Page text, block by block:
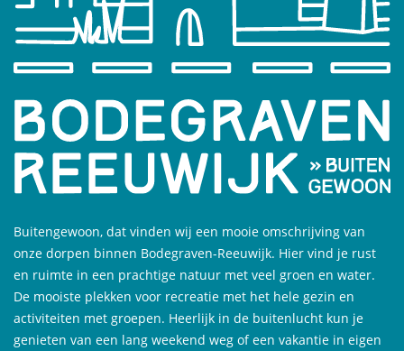
Buitengewoon, dat vinden wij een mooie omschrijving van
onze dorpen binnen Bodegraven-Reeuwijk. Hier vind je rust
en ruimte in een prachtige natuur met veel groen en water.
De mooiste plekken voor recreatie met het hele gezin en
activiteiten met groepen. Heerlijk in de buitenlucht kun je
genieten van een lang weekend weg of een vakantie in eigen